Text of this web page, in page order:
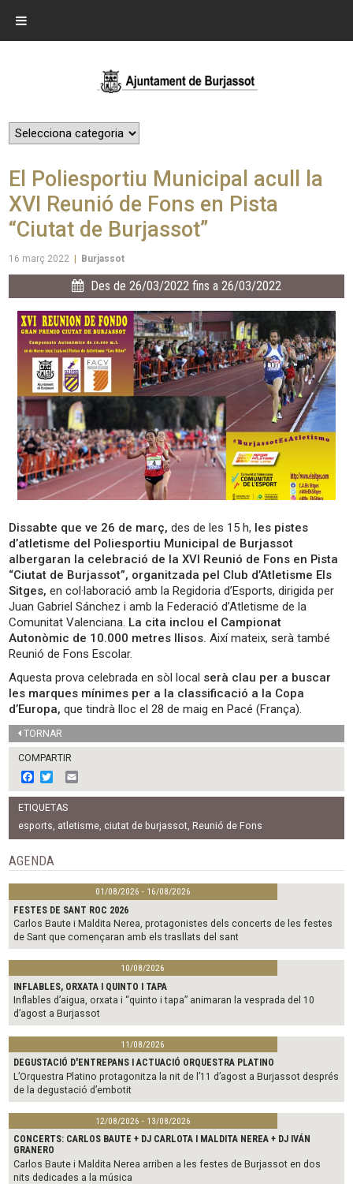
El Poliesportiu Municipal acull la
XVI Reunió de Fons en Pista
“Ciutat de Burjassot”
16 març 2022 Burjassot
Des de 26/03/2022 fins a 26/03/2022
Dissabte que ve 26 de març, des de les 15 h, les pistes
d’atletisme del Poliesportiu Municipal de Burjassot
albergaran la celebració de la XVI Reunió de Fons en Pista
“Ciutat de Burjassot”, organitzada pel Club d’Atletisme Els
Sitges, en col·laboració amb la Regidoria d’Esports, dirigida per
Juan Gabriel Sánchez i amb la Federació d’Atletisme de la
Comunitat Valenciana. La cita inclou el Campionat
Autonòmic de 10.000 metres llisos. Així mateix, serà també
Reunió de Fons Escolar.
Aquesta prova celebrada en sòl local serà clau per a buscar
les marques mínimes per a la classificació a la Copa
d’Europa, que tindrà lloc el 28 de maig en Pacé (França).
TORNAR
COMPARTIR
F
a
c
e
b
o
o
k
w
i
t
t
e
m
a
l
ETIQUETAS
esports, atletisme, ciutat de burjassot, Reunió de Fons
AGENDA
01/08/2026 - 16/08/2026
FESTES DE SANT ROC 2026
Carlos Baute i Maldita Nerea, protagonistes dels concerts de les festes
de Sant que començaran amb els trasllats del sant
10/08/2026
INFLABLES, ORXATA I QUINTO I TAPA
Inflables d’aigua, orxata i “quinto i tapa” animaran la vesprada del 10
d’agost a Burjassot
11/08/2026
DEGUSTACIÓ D'ENTREPANS I ACTUACIÓ ORQUESTRA PLATINO
L’Orquestra Platino protagonitza la nit de l’11 d’agost a Burjassot després
de la degustació d’embotit
12/08/2026 - 13/08/2026
CONCERTS: CARLOS BAUTE + DJ CARLOTA I MALDITA NEREA + DJ IVÁN
GRANERO
Carlos Baute i Maldita Nerea arriben a les festes de Burjassot en dos
nits dedicades a la música